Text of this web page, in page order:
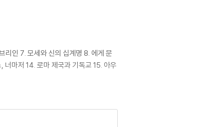
리인 7. 모세와 신의 십계명 8. 에게 문
너마저 14. 로마 제국과 기독교 15. 아우